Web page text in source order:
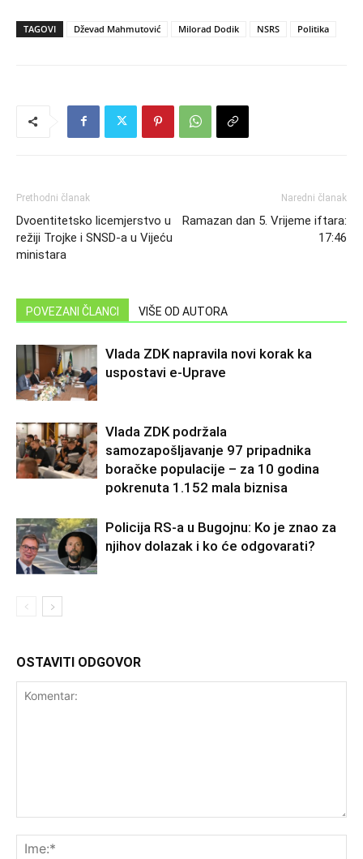
TAGOVI Dževad Mahmutović Milorad Dodik NSRS Politika
Prethodni članak
Dvoentitetsko licemjerstvo u
režiji Trojke i SNSD-a u Vijeću
ministara
Naredni članak
Ramazan dan 5. Vrijeme iftara:
17:46
POVEZANI ČLANCI VIŠE OD AUTORA
Vlada ZDK napravila novi korak ka
uspostavi e-Uprave
Vlada ZDK podržala
samozapošljavanje 97 pripadnika
boračke populacije – za 10 godina
pokrenuta 1.152 mala biznisa
Policija RS-a u Bugojnu: Ko je znao za
njihov dolazak i ko će odgovarati?
OSTAVITI ODGOVOR